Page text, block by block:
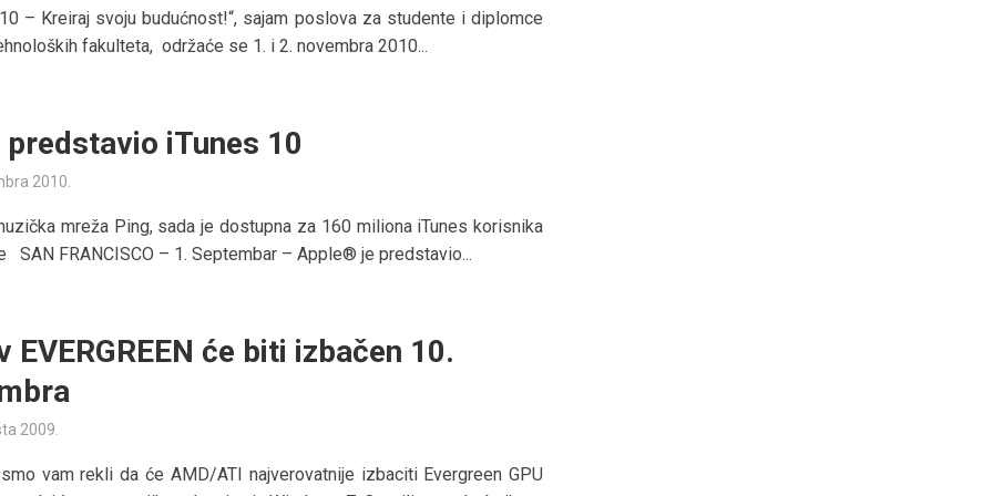
– Kreiraj svoju budućnost!“, sajam poslova za studente i diplomce
fakulteta, održaće se 1. i 2. novembra 2010...
iTunes 10
2010.
mreža Ping, sada je dostupna za 160 miliona iTunes korisnika
SAN FRANCISCO – 1. Septembar – Apple® je predstavio...
EVERGREEN će biti izbačen 10.
2009.
vam rekli da će AMD/ATI najverovatnije izbaciti Evergreen GPU